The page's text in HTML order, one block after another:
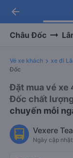
-
arrow_back
Châu Đốc
Vé xe khách xe đi
Đốc
Đặt mua vé xe
Đốc chất
chuyến mỗi
Vexere
Ngày cập